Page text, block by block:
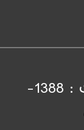
تمامی حقوق محفوظ است : 1388-